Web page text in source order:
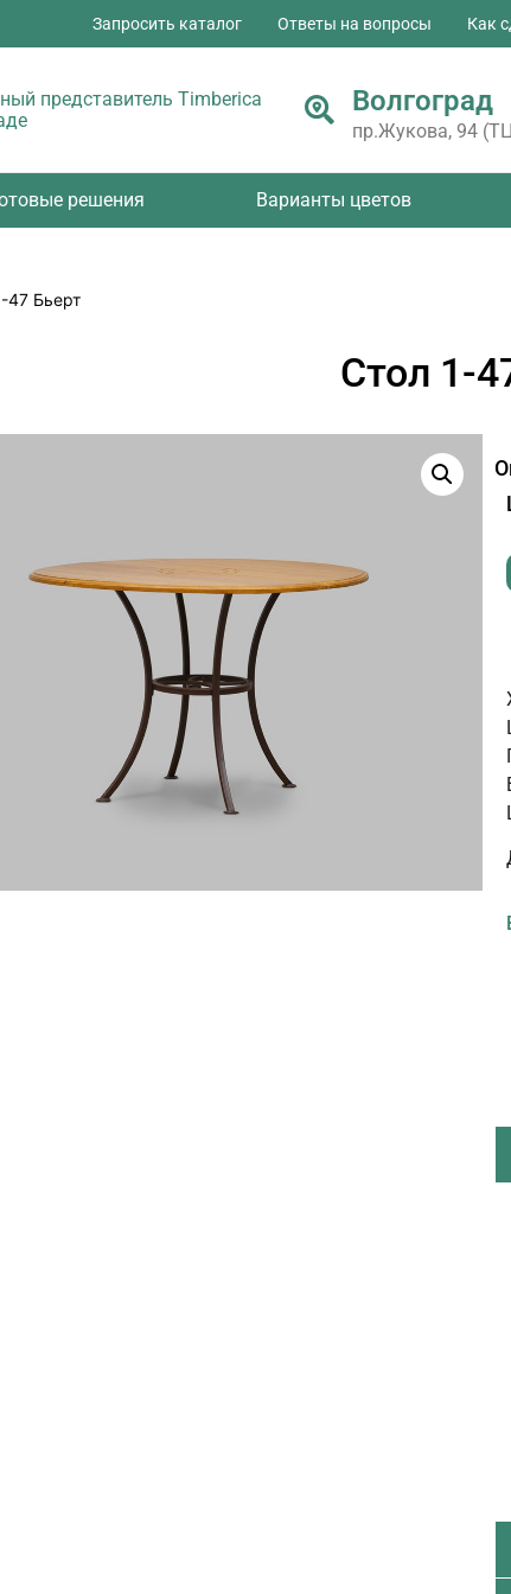
Запросить каталог Ответы на вопросы Как
представитель Timberica
Волгоград
пр.Жукова, 94
решения Варианты цветов
47 Бьерт
Стол 1-